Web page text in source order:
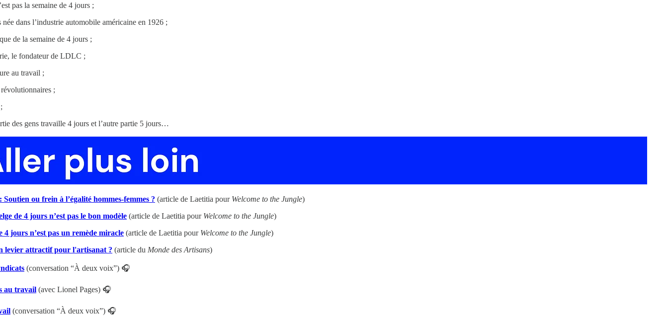
pas la semaine de 4 jours ;
dans l’industrie automobile américaine en 1926 ;
de la semaine de 4 jours ;
le fondateur de LDLC ;
au travail ;
;
des gens travaille 4 jours et l’autre partie 5 jours…
ou frein à l’égalité hommes-femmes ? (article de Laetitia pour Welcome to the Jungle)
de 4 jours n’est pas le bon modèle (article de Laetitia pour Welcome to the Jungle)
4 jours n’est pas un remède miracle (article de Laetitia pour Welcome to the Jungle)
levier attractif pour l'artisanat ? (article du Monde des Artisans)
(conversation “À deux voix”) 🎧
au travail (avec Lionel Pages) 🎧
(conversation “À deux voix”) 🎧